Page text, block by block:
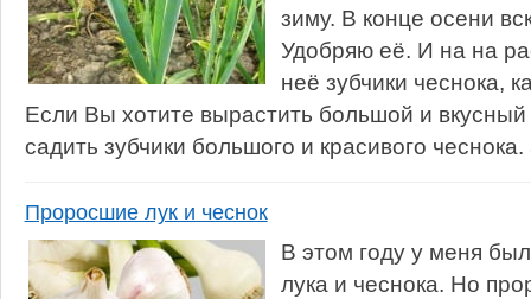
зиму. В конце осени
Удобряю её. И на на
неё зубчики чеснока,
Если Вы хотите вырастить большой и вкусный
садить зубчики большого и красивого
Проросшие лук и чеснок
В этом году у меня
лука и чеснока. Но